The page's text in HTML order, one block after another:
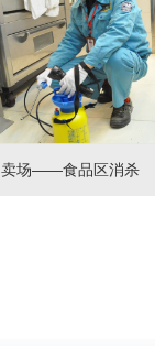
卖场——食品区消杀